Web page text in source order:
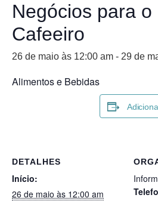
Negócios para o
Cafeeiro
26 de maio às 12:00 am - 29 de
Alimentos e Bebidas
DETALHES
Início:
26 de maio às 12:00 am